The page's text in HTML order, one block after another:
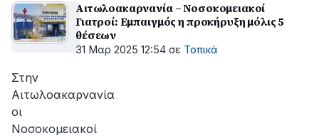
Αιτωλοακαρνανία – Νοσοκομειακοί
Γιατροί: Εμπαιγμός η προκήρυξη μόλις 5
θέσεων
31 Μαρ 2025 12:54 σε Τοπικά
Στην
Αιτωλοακαρνανία
οι
Νοσοκομειακοί